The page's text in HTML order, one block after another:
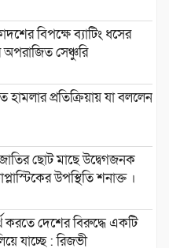
বিপক্ষে ব্যাটিং ধসের
অপরাজিত সেঞ্চুরি
হামলার প্রতিক্রিয়ায় যা বললেন
ছোট মাছে উদ্বেগজনক
উপস্থিতি শনাক্ত ।
করতে দেশের বিরুদ্ধে একটি
যাচ্ছে : রিজভী